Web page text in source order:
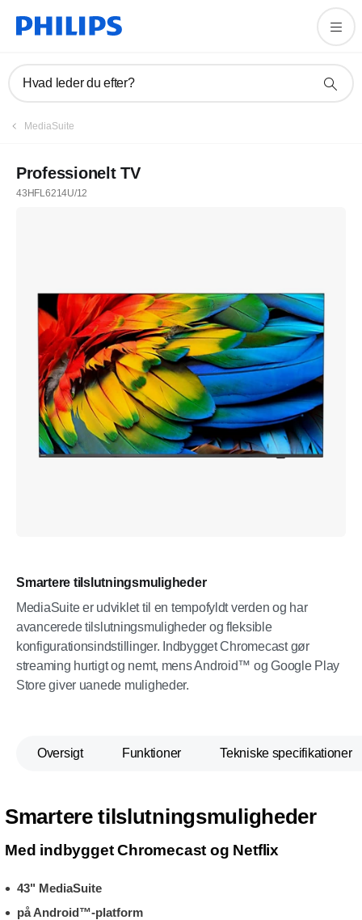
Hvad leder du efter?
MediaSuite
Professionelt TV
43HFL6214U/12
Smartere tilslutningsmuligheder
MediaSuite er udviklet til en tempofyldt verden og har
avancerede tilslutningsmuligheder og fleksible
konfigurationsindstillinger. Indbygget Chromecast gør
streaming hurtigt og nemt, mens Android™ og Google Play
Store giver uanede muligheder.
Oversigt Funktioner Tekniske specifikationer
Smartere tilslutningsmuligheder
Med indbygget Chromecast og Netflix
43" MediaSuite
på Android™-platform